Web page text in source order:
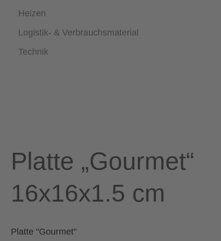
Heizen
Logistik- & Verbrauchsmaterial
Technik
Platte „Gourmet“
16x16x1.5 cm
Platte "Gourmet"